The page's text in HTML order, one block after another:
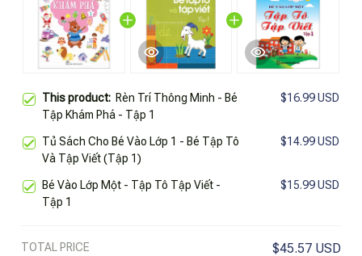
This product: Rèn Trí Thông Minh - Bé
Tập Khám Phá - Tập 1
$16.99 USD
Tủ Sách Cho Bé Vào Lớp 1 - Bé Tập Tô
Và Tập Viết (Tập 1)
$14.99 USD
Bé Vào Lớp Một - Tập Tô Tập Viết -
Tập 1
$15.99 USD
TOTAL PRICE $45.57 USD